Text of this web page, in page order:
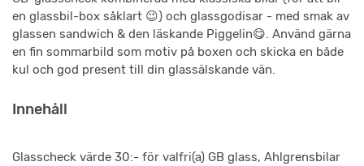
en glassbil-box såklart 😉) och glassgodisar - med smak av
glassen sandwich & den läskande Piggelin😋. Använd gärna
en fin sommarbild som motiv på boxen och skicka en både
kul och god present till din glassälskande vän.
Innehåll
Glasscheck värde 30:- för valfri(a) GB glass, Ahlgrensbilar